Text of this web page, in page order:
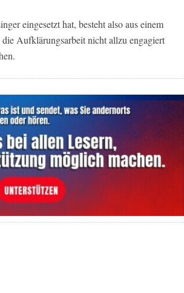
eingesetzt hat, besteht also aus einem
Aufklärungsarbeit nicht allzu engagiert